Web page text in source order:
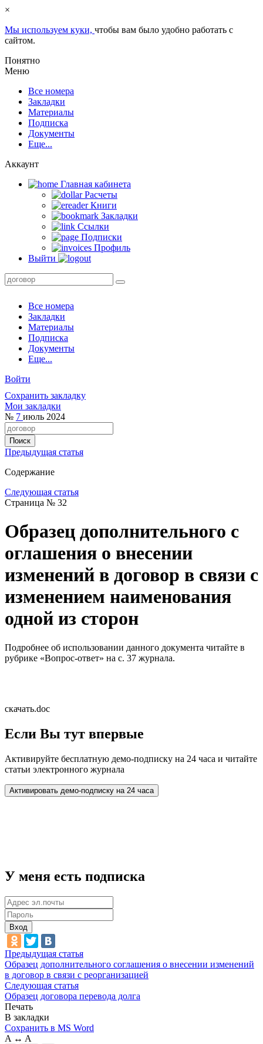
×
Мы используем куки, чтобы вам было удобно работать с
сайтом.
Понятно
Меню
Все номера
Закладки
Материалы
Подписка
Документы
Еще...
Аккаунт
Главная кабинета
Расчеты
Книги
Закладки
Ссылки
Подписки
Профиль
Выйти
Все номера
Закладки
Материалы
Подписка
Документы
Еще...
Войти
Сохранить закладку
Мои закладки
№ 7 июль 2024
Предыдущая статья
Содержание
Следующая статья
Страница № 32
Образец дополнительного с
оглашения о внесении
изменений в договор в связи с
изменением наименования
одной из сторон
Подробнее об использовании данного документа читайте в
рубрике «Вопрос-ответ» на с. 37 журнала.
скачать.doc
Если Вы тут впервые
Активируйте бесплатную демо-подписку на 24 часа и читайте
статьи электронного журнала
У меня есть подписка
Вход
Предыдущая статья
Образец дополнительного соглашения о внесении изменений
в договор в связи с реорганизацией
Следующая статья
Образец договора перевода долга
Печать
В закладки
Сохранить в MS Word
A ↔ A